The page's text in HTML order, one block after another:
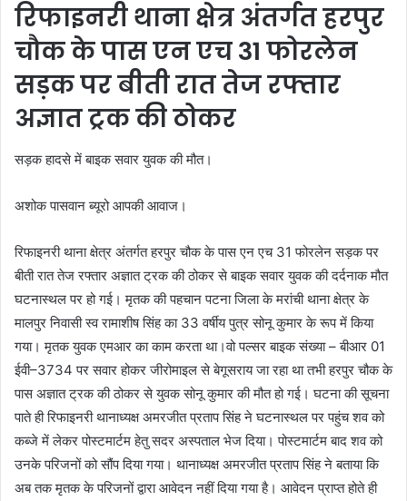
रिफाइनरी थाना क्षेत्र अंतर्गत हरपुर
चौक के पास एन एच 31 फोरलेन
सड़क पर बीती रात तेज रफ्तार
अज्ञात ट्रक की ठोकर
सड़क हादसे में बाइक सवार युवक की मौत।
अशोक पासवान ब्यूरो आपकी आवाज।
रिफाइनरी थाना क्षेत्र अंतर्गत हरपुर चौक के पास एन एच 31 फोरलेन सड़क पर
बीती रात तेज रफ्तार अज्ञात ट्रक की ठोकर से बाइक सवार युवक की दर्दनाक मौत
घटनास्थल पर हो गई। मृतक की पहचान पटना जिला के मरांची थाना क्षेत्र के
मालपुर निवासी स्व रामाशीष सिंह का 33 वर्षीय पुत्र सोनू कुमार के रूप में किया
गया। मृतक युवक एमआर का काम करता था।वो पल्सर बाइक संख्या – बीआर 01
ईवी–3734 पर सवार होकर जीरोमाइल से बेगूसराय जा रहा था तभी हरपुर चौक के
पास अज्ञात ट्रक की ठोकर से युवक सोनू कुमार की मौत हो गई। घटना की सूचना
पाते ही रिफाइनरी थानाध्यक्ष अमरजीत प्रताप सिंह ने घटनास्थल पर पहुंच शव को
कब्जे में लेकर पोस्टमार्टम हेतु सदर अस्पताल भेज दिया। पोस्टमार्टम बाद शव को
उनके परिजनों को सौंप दिया गया। थानाध्यक्ष अमरजीत प्रताप सिंह ने बताया कि
अब तक मृतक के परिजनों द्वारा आवेदन नहीं दिया गया है। आवेदन प्राप्त होते ही